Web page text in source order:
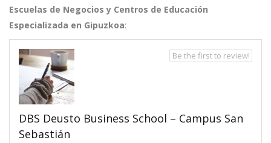
Escuelas de Negocios y Centros de Educación
Especializada en Gipuzkoa:
DBS Deusto Business School – Campus San
Sebastián
Be the first to review!